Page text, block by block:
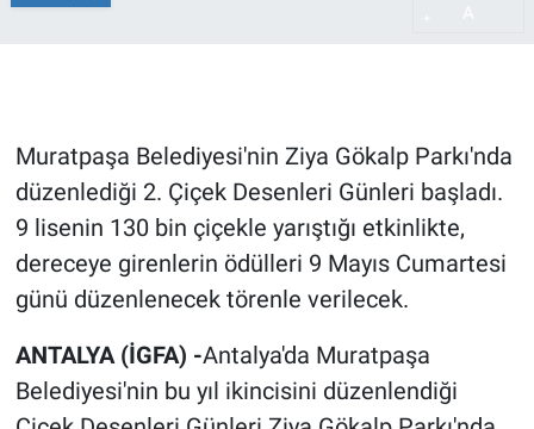
Muratpaşa Belediyesi'nin Ziya Gökalp Parkı'nda
düzenlediği 2. Çiçek Desenleri Günleri başladı.
9 lisenin 130 bin çiçekle yarıştığı etkinlikte,
dereceye girenlerin ödülleri 9 Mayıs Cumartesi
günü düzenlenecek törenle verilecek.
ANTALYA (İGFA) -Antalya'da Muratpaşa
Belediyesi'nin bu yıl ikincisini düzenlendiği